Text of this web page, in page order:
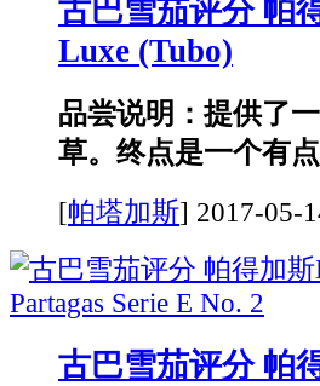
古巴雪茄评分 帕
Luxe (Tubo)
品尝说明：提供了
草。终点是一个有
[帕塔加斯] 2017-
古巴雪茄评分 帕